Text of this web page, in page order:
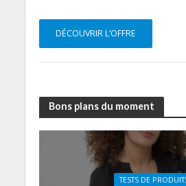
DÉCOUVRIR L’OFFRE
Bons plans du moment
TESTS DE